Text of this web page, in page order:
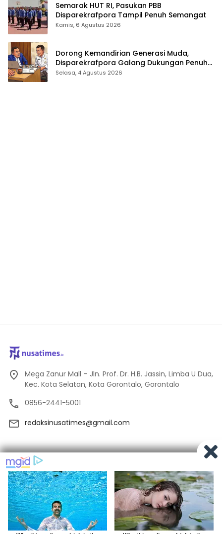
Semarak HUT RI, Pasukan PBB
Disparekrafpora Tampil Penuh Semangat
Kamis, 6 Agustus 2026
Dorong Kemandirian Generasi Muda,
Disparekrafpora Galang Dukungan Penuh
Para Aleg Deprov
Selasa, 4 Agustus 2026
Mega Zanur Mall – Jln. Prof. Dr. H.B. Jassin, Limba U Dua,
Kec. Kota Selatan, Kota Gorontalo, Gorontalo
0856-2441-5001
redaksinusatimes@gmail.com
Tentang Kami Redaksi
Pedoman Media Siber
Privacy
Indeks Berita